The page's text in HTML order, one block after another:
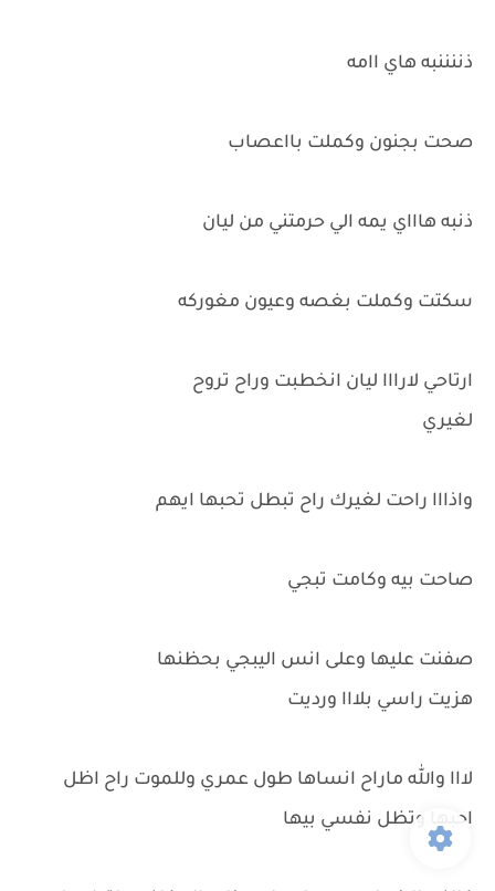
ذننننبه هاي اامه
صحت بجنون وكملت بااعصاب
ذنبه هاااي يمه الي حرمتني من ليان
سكتت وكملت بغصه وعيون مغوركه
ارتاحي لارااا ليان انخطبت وراح تروح
لغيري
واذااا راحت لغيرك راح تبطل تحبها ايهم
صاحت بيه وكامت تبجي
صفنت عليها وعلى انس اليبجي بحظنها
هزيت راسي بلااا ورديت
لااا والله ماراح انساها طول عمري وللموت راح اظل
احبها وتظل نفسي بيها